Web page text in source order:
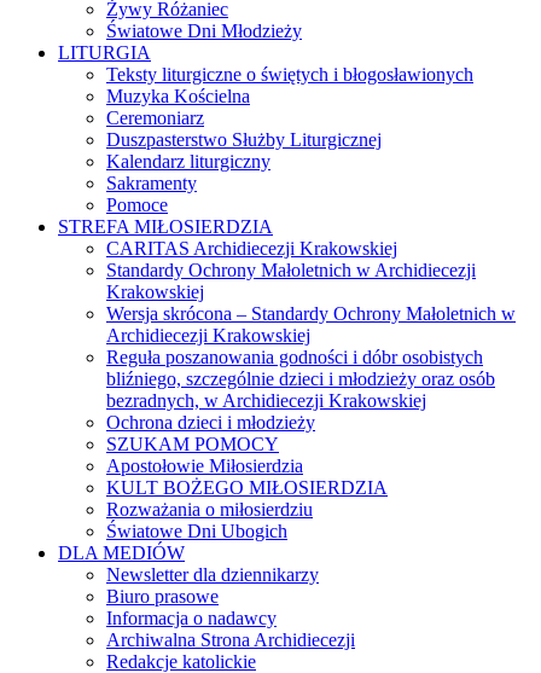
Żywy Różaniec
Światowe Dni Młodzieży
LITURGIA
Teksty liturgiczne o świętych i błogosławionych
Muzyka Kościelna
Ceremoniarz
Duszpasterstwo Służby Liturgicznej
Kalendarz liturgiczny
Sakramenty
Pomoce
STREFA MIŁOSIERDZIA
CARITAS Archidiecezji Krakowskiej
Standardy Ochrony Małoletnich w Archidiecezji
Krakowskiej
Wersja skrócona – Standardy Ochrony Małoletnich w
Archidiecezji Krakowskiej
Reguła poszanowania godności i dóbr osobistych
bliźniego, szczególnie dzieci i młodzieży oraz osób
bezradnych, w Archidiecezji Krakowskiej
Ochrona dzieci i młodzieży
SZUKAM POMOCY
Apostołowie Miłosierdzia
KULT BOŻEGO MIŁOSIERDZIA
Rozważania o miłosierdziu
Światowe Dni Ubogich
DLA MEDIÓW
Newsletter dla dziennikarzy
Biuro prasowe
Informacja o nadawcy
Archiwalna Strona Archidiecezji
Redakcje katolickie